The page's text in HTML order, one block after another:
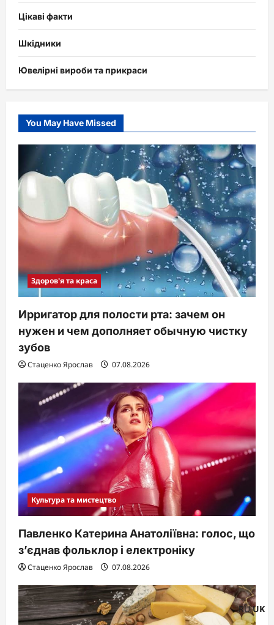
Цікаві факти
Шкідники
Ювелірні вироби та прикраси
You May Have Missed
Здоров'я та краса
Ирригатор для полости рта: зачем он
нужен и чем дополняет обычную чистку
зубов
Стаценко Ярослав 07.08.2026
Культура та мистецтво
Павленко Катерина Анатоліївна: голос, що
з’єднав фольклор і електроніку
Стаценко Ярослав 07.08.2026
RU UK